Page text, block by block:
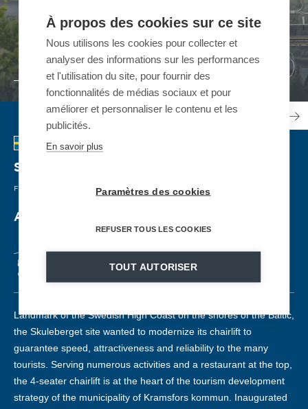
01 / 05
02 / 05
03 / 05
04 / 05
05 / 05
Skuleberget
FIXED CHAIRLIFT | 2021
A 4 season tourist chairlift
CF4
Landmark of the Swedish High Coast on the shores of the Baltic,
the Skuleberget site wanted to modernize its chairlift to
guarantee speed, attractiveness and reliability to the many
tourists. Serving numerous activities and a restaurant at the top,
the 4-seater chairlift is at the heart of the tourism development
strategy of the municipality of Kramsfors kommun. Inaugurated
À propos des cookies sur ce site
Nous utilisons les cookies pour collecter et
analyser des informations sur les performances
et l'utilisation du site, pour fournir des
fonctionnalités de médias sociaux et pour
améliorer et personnaliser le contenu et les
publicités.
En savoir plus
Paramètres des cookies
REFUSER TOUS LES COOKIES
TOUT AUTORISER